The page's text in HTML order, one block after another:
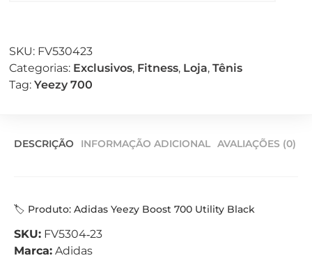
SKU: FV530423
Categorias: Exclusivos, Fitness, Loja, Tênis
Tag: Yeezy 700
DESCRIÇÃO INFORMAÇÃO ADICIONAL AVALIAÇÕES (0)
🏷️ Produto: Adidas Yeezy Boost 700 Utility Black
SKU: FV5304‑23
Marca: Adidas